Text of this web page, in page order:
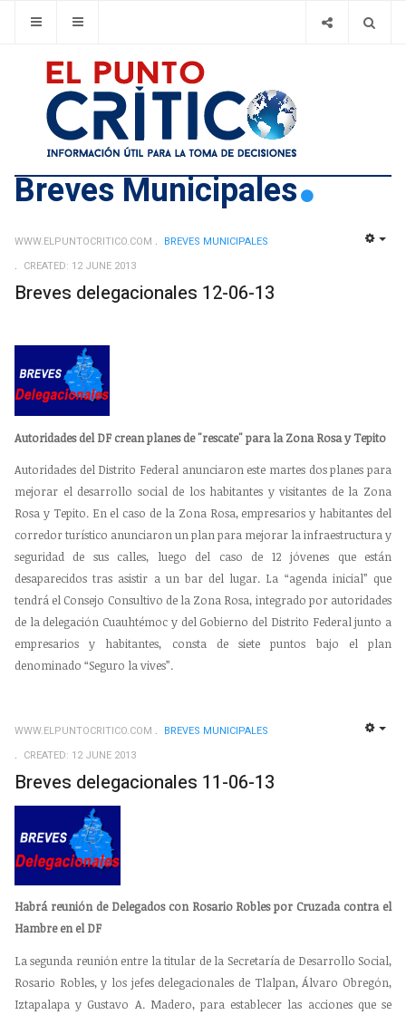
Breves Municipales
WWW.ELPUNTOCRITICO.COM
BREVES MUNICIPALES
CREATED: 12 JUNE 2013
Breves delegacionales 12-06-13
Autoridades del DF crean planes de "rescate" para la Zona Rosa y Tepito
Autoridades del Distrito Federal anunciaron este martes dos planes para
mejorar el desarrollo social de los habitantes y visitantes de la Zona
Rosa y Tepito. En el caso de la Zona Rosa, empresarios y habitantes del
corredor turístico anunciaron un plan para mejorar la infraestructura y
seguridad de sus calles, luego del caso de 12 jóvenes que están
desaparecidos tras asistir a un bar del lugar. La “agenda inicial” que
tendrá el Consejo Consultivo de la Zona Rosa, integrado por autoridades
de la delegación Cuauhtémoc y del Gobierno del Distrito Federal junto a
empresarios y habitantes, consta de siete puntos bajo el plan
denominado “Seguro la vives”.
WWW.ELPUNTOCRITICO.COM
BREVES MUNICIPALES
CREATED: 12 JUNE 2013
Breves delegacionales 11-06-13
Habrá reunión de Delegados con Rosario Robles por Cruzada contra el
Hambre en el DF
La segunda reunión entre la titular de la Secretaría de Desarrollo Social,
Rosario Robles, y los jefes delegacionales de Tlalpan, Álvaro Obregón,
Iztapalapa y Gustavo A. Madero, para establecer las acciones que se